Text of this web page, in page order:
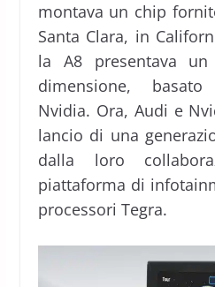
montava un chip
Santa Clara, in
la A8 presentava
dimensione,
Nvidia. Ora, Audi e
lancio di una
dalla loro
piattaforma di
processori Tegra.